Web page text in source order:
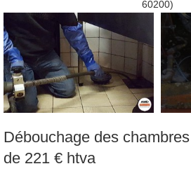
60200)
Débouchage des
de 221 € htva